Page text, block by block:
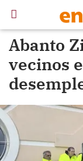
Abanto
vecinos